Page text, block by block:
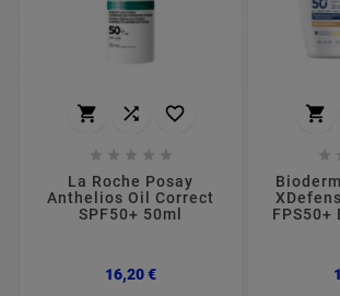
  
    
La Roche Posay
Anthelios Oil Correct
SPF50+ 50ml
16,20 €Preço


FPS50+